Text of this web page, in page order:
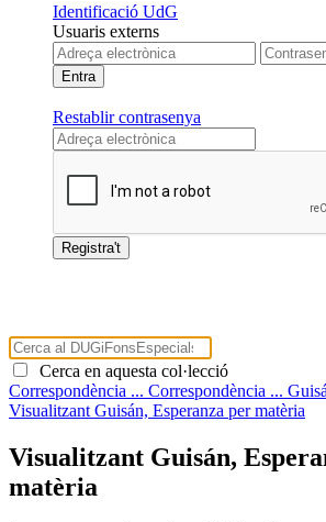
Identificació UdG
Usuaris externs
Restablir contrasenya
Cerca en aquesta col·lecció
Correspondència ... Correspondència ...
Visualitzant Guisán, Esperanza per matèria
Visualitzant Guisán,
matèria